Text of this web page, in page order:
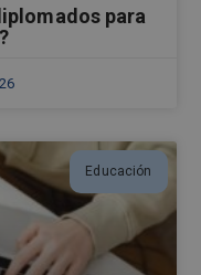
para
Educación